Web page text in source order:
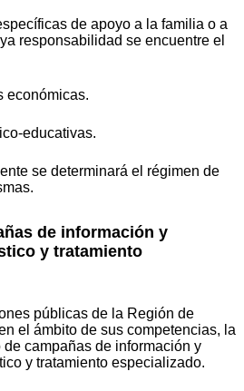
de apoyo a la familia o a
responsabilidad se encuentre el
educativas.
se determinará el régimen de
de información y
y tratamiento
públicas de la Región de
el ámbito de sus competencias, la
campañas de información y
y tratamiento especializado.